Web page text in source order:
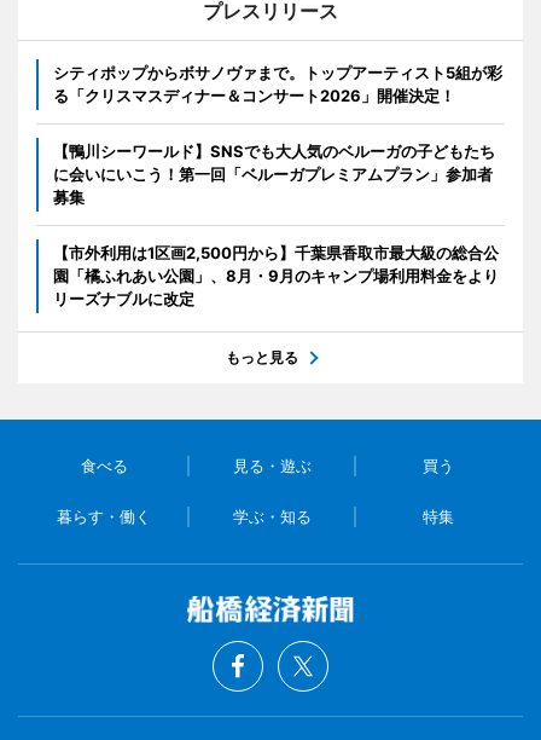
プレスリリース
シティポップからボサノヴァまで。トップアーティスト5組が彩
る「クリスマスディナー＆コンサート2026」開催決定！
【鴨川シーワールド】SNSでも大人気のベルーガの子どもたち
に会いにいこう！第一回「ベルーガプレミアムプラン」参加者
募集
【市外利用は1区画2,500円から】千葉県香取市最大級の総合公
園「橘ふれあい公園」、8月・9月のキャンプ場利用料金をより
リーズナブルに改定
もっと見る
食べる 見る・遊ぶ 買う
暮らす・働く 学ぶ・知る 特集